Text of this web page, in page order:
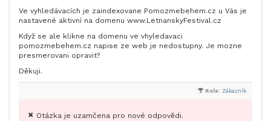
Ve vyhledávacích je zaindexovane Pomozmebehem.cz u Vás je
nastavené aktivní na domenu www.LetnanskyFestival.cz
Když se ale klikne na domenu ve vhyledavaci
pomozmebehem.cz napise ze web je nedostupny. Je mozne
presmerovani opravit?
Děkuji.
Role: Zákazník
Otázka je uzamčena pro nové odpovědi.